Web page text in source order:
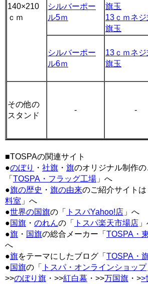
140×210
ｃｍ
シルバーポー
ル5ｍ
旗玉
13ｃｍネジ
旗玉
シルバーポー
ル6ｍ
13ｃｍネジ
旗玉
その他の
スタンド
- -
■TOSPAの関連サイト
●のぼり ・ 社旗 ・ 旗のオリジナル制作
「 TOSPA・フラッグ工場 」へ
●旗の歴史 ・ 旗の由来のご紹介サイトは
料室 」へ
●世界の国旗の「 トスパYahoo!店 」へ
●国旗 ・ のれんの「 トスパ楽天市場店
●旗 ・ 国旗の総合メーカー「 TOSPA・
へ
●旗をテーマにしたブログ「 TOSPA・
●国旗の「 トスパ・オンラインショップ
>>のぼり旗 ・>>紅白幕 ・>>万国旗 ・>>